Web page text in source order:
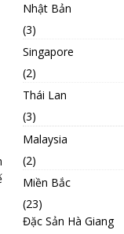
Nhật Bản
(3)
Singapore
(2)
Thái Lan
(3)
Malaysia
(2)
Miền Bắc
(23)
Đặc Sản Hà Giang